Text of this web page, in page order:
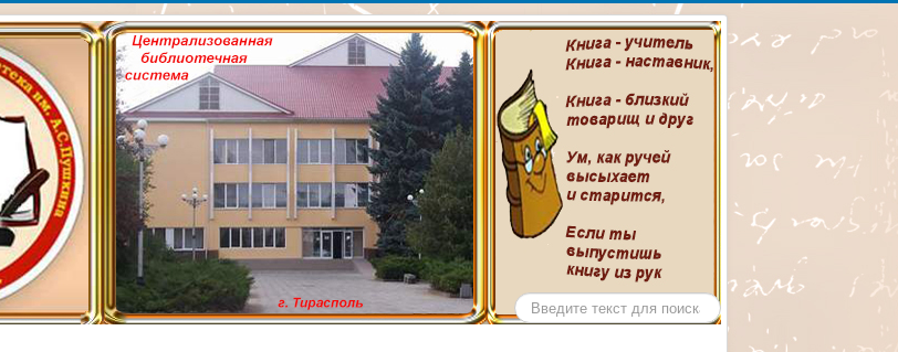
Центральной
им. А.С. Пушкина
Искать...